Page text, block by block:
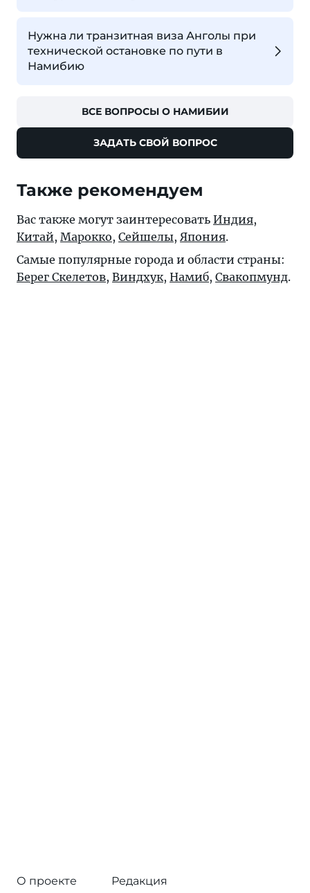
Нужна ли транзитная виза Анголы при
технической остановке по пути в
Намибию
ВСЕ ВОПРОСЫ О НАМИБИИ
ЗАДАТЬ СВОЙ ВОПРОС
Также рекомендуем
Вас также могут заинтересовать Индия,
Китай, Марокко, Сейшелы, Япония.
Самые популярные города и области страны:
Берег Скелетов, Виндхук, Намиб, Свакопмунд.
О проекте
Редакция